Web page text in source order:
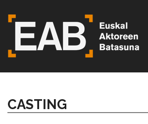
CASTING